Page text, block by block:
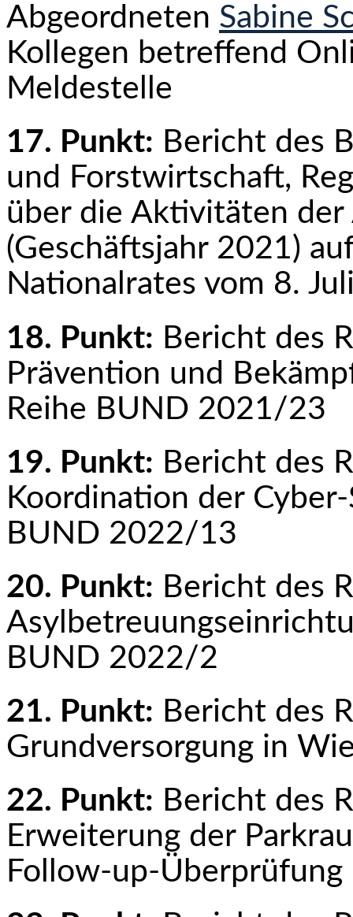
Abgeordneten Sabine
Kollegen betreffend
Meldestelle
17. Punkt: Bericht des
und Forstwirtschaft,
über die Aktivitäten
(Geschäftsjahr 2021)
Nationalrates vom 8.
18. Punkt: Bericht des
Prävention und
Reihe BUND 2021/23
19. Punkt: Bericht des
Koordination der
BUND 2022/13
20. Punkt: Bericht des
BUND 2022/2
21. Punkt: Bericht des
Grundversorgung in
22. Punkt: Bericht des
Erweiterung der
Follow-up-